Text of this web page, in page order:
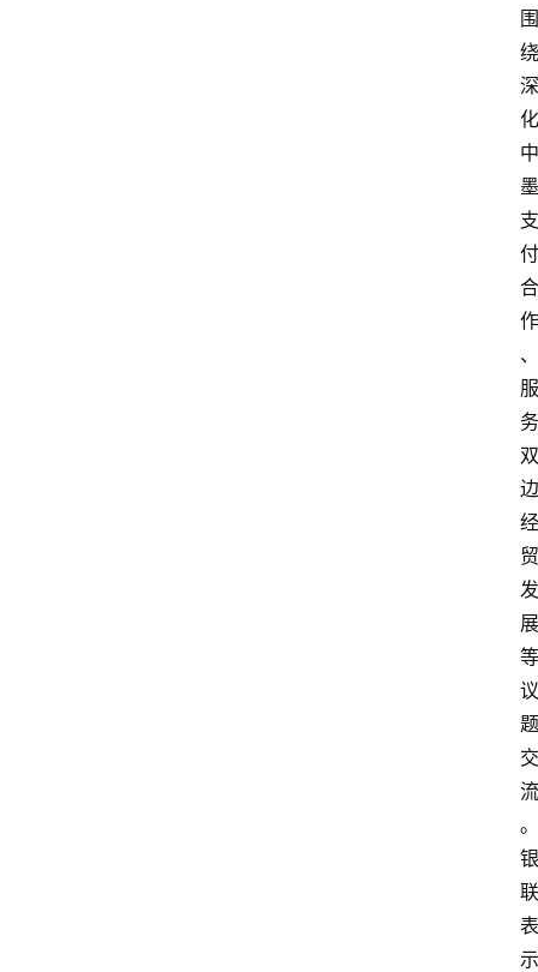
围
绕
深
化
中
墨
支
付
合
作
、
服
务
双
边
经
贸
发
展
等
议
题
交
流
。
银
联
表
示